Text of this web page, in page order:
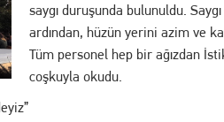
"Akıl Hocası": Fatih Köse Ne İstiyor?
emri bulunan dolandırıcılık
Başlıyor
saygı duruşunda bulunuldu.
ardından, hüzün yerini azim ve
Tüm personel hep bir ağızdan
coşkuyla okudu.